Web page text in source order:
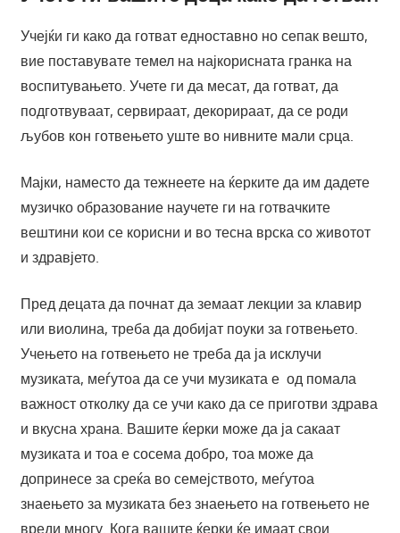
Учејќи ги како да готват едноставно но сепак вешто,
вие поставувате темел на најкорисната гранка на
воспитувањето. Учете ги да месат, да готват, да
подготвуваат, сервираат, декорираат, да се роди
љубов кон готвењето уште во нивните мали срца.
Мајки, наместо да тежнеете на ќерките да им дадете
музичко образование научете ги на готвачките
вештини кои се корисни и во тесна врска со животот
и здравјето.
Пред децата да почнат да земаат лекции за клавир
или виолина, треба да добијат поуки за готвењето.
Учењето на готвењето не треба да ја исклучи
музиката, меѓутоа да се учи музиката е од помала
важност отколку да се учи како да се приготви здрава
и вкусна храна. Вашите ќерки може да ја сакаат
музиката и тоа е сосема добро, тоа може да
допринесе за среќа во семејството, меѓутоа
знаењето за музиката без знаењето на готвењето не
вреди многу. Кога вашите ќерки ќе имаат свои